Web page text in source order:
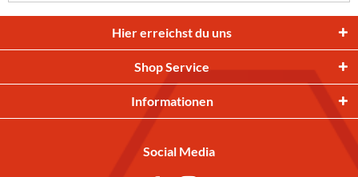
Hier erreichst du uns
Shop Service
Informationen
Social Media